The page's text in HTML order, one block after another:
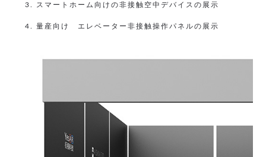
3. スマートホーム向けの非接触空中デバイスの展示
4. 量産向け エレベーター非接触操作パネルの展示